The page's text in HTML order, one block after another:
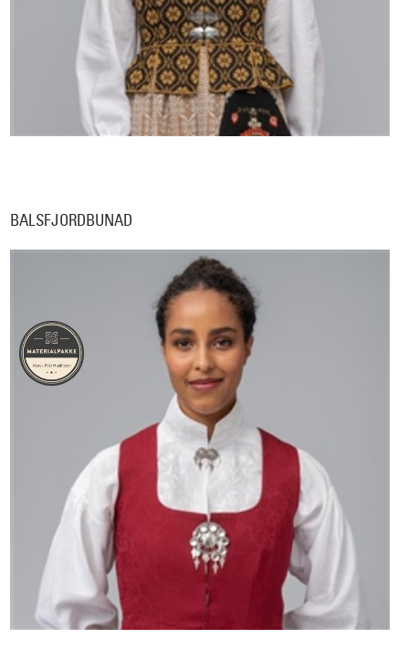
BALSFJORDBUNAD